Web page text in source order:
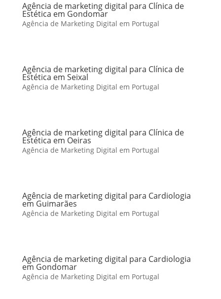
Agência de marketing digital para Clínica de
Estética em Gondomar
Agência de Marketing Digital em Portugal
Agência de marketing digital para Clínica de
Estética em Seixal
Agência de Marketing Digital em Portugal
Agência de marketing digital para Clínica de
Estética em Oeiras
Agência de Marketing Digital em Portugal
Agência de marketing digital para Cardiologia
em Guimarães
Agência de Marketing Digital em Portugal
Agência de marketing digital para Cardiologia
em Gondomar
Agência de Marketing Digital em Portugal